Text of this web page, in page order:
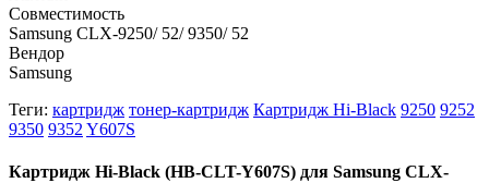
Совместимость
Samsung CLX-9250/ 52/ 9350/ 52
Вендор
Samsung
Теги: картридж тонер-картридж Картридж Hi-Black 9250 9252
9350 9352 Y607S
Картридж Hi-Black (HB-CLT-Y607S) для Samsung CLX-